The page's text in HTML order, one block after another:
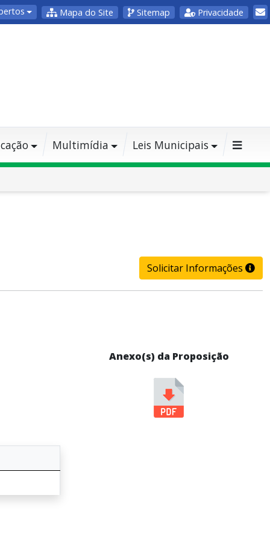
Mapa do Site Sitemap Privacidade
Multimídia Leis Municipais
Solicitar Informações
Anexo(s) da Proposição